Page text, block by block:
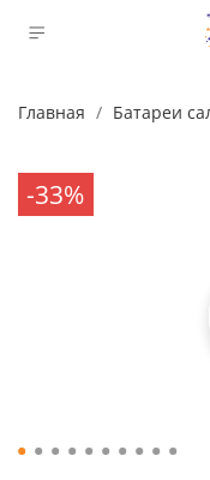
Главная Батареи
-33%